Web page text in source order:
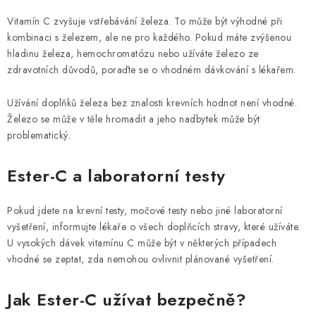
Vitamín C zvyšuje vstřebávání železa. To může být výhodné při
kombinaci s železem, ale ne pro každého. Pokud máte zvýšenou
hladinu železa, hemochromatózu nebo užíváte železo ze
zdravotních důvodů, poraďte se o vhodném dávkování s lékařem.
Užívání doplňků železa bez znalosti krevních hodnot není vhodné.
Železo se může v těle hromadit a jeho nadbytek může být
problematický.
Ester-C a laboratorní testy
Pokud jdete na krevní testy, močové testy nebo jiné laboratorní
vyšetření, informujte lékaře o všech doplňcích stravy, které užíváte.
U vysokých dávek vitamínu C může být v některých případech
vhodné se zeptat, zda nemohou ovlivnit plánované vyšetření.
Jak Ester-C užívat bezpečně?